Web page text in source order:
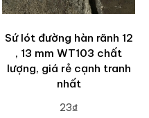
Sứ lót đường hàn rãnh 12
, 13 mm WT103 chất
lượng, giá rẻ cạnh tranh
nhất
23₫